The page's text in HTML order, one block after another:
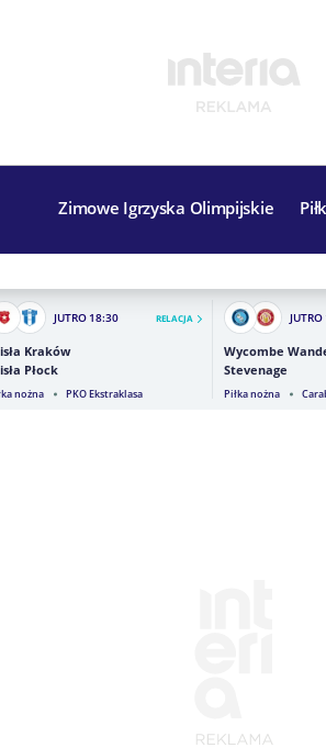
Zimowe Igrzyska Olimpijskie
JUTRO 18:30 RELACJA
Kraków
Płock
nożna PKO Ekstraklasa
JUTRO
Wycombe
Stevenage
Piłka nożna